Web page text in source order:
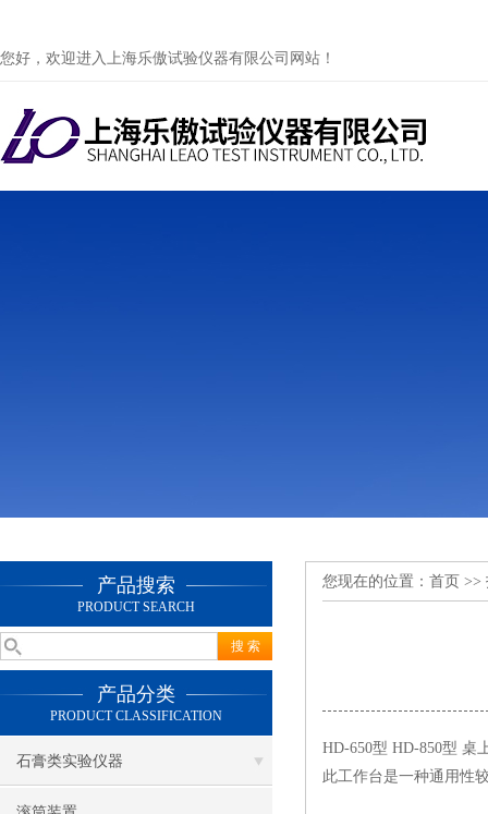
您好，欢迎进入上海乐傲试验仪器有限公司网站！
产品搜索
PRODUCT SEARCH
产品分类
PRODUCT CLASSIFICATION
石膏类实验仪器
您现在的位置： 首页 >>
HD-650型 HD-850型 桌
此工作台是一种通用性